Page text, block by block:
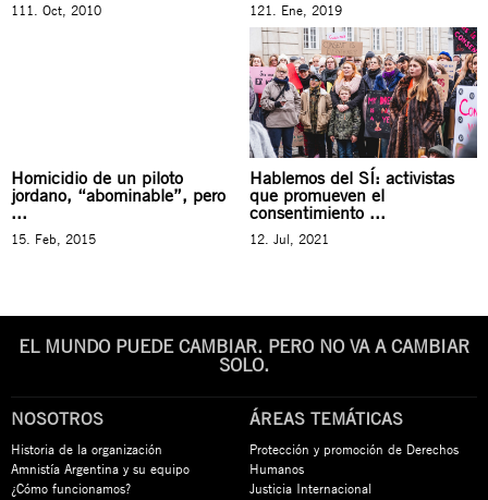
111. Oct, 2010 121. Ene, 2019
Homicidio de un piloto
jordano, “abominable”, pero
...
15. Feb, 2015
Hablemos del SÍ: activistas
que promueven el
consentimiento ...
12. Jul, 2021
EL MUNDO PUEDE CAMBIAR. PERO NO VA A CAMBIAR
SOLO.
NOSOTROS
Historia de la organización
Amnistía Argentina y su equipo
¿Cómo funcionamos?
ÁREAS TEMÁTICAS
Protección y promoción de Derechos
Humanos
Justicia Internacional